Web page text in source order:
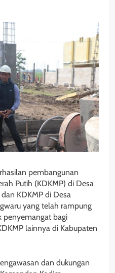
pembangunan
Putih (KDKMP) di Desa
KDKMP di Desa
yang telah rampung
penyemangat bagi
lainnya di Kabupaten
dan dukungan